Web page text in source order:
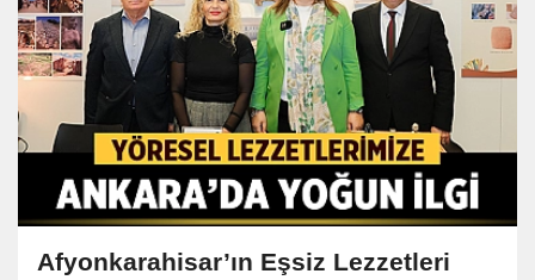
Afyonkarahisar’ın Eşsiz Lezzetleri